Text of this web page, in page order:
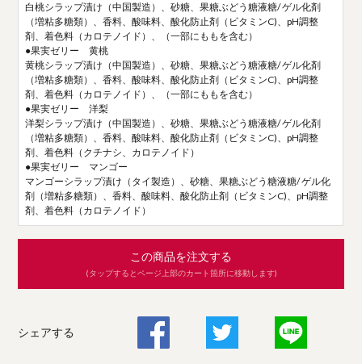
白桃シラップ漬け（中国製造）、砂糖、果糖ぶどう糖液糖/ ゲル化剤
（増粘多糖類）、香料、酸味料、酸化防止剤（ビタミンC)、pH調整
剤、着色料（カロテノイド）、（一部にももを含む）
●果実ゼリー 黄桃
黄桃シラップ漬け（中国製造）、砂糖、果糖ぶどう糖液糖/ ゲル化剤
（増粘多糖類）、香料、酸味料、酸化防止剤（ビタミンC)、pH調整
剤、着色料（カロテノイド）、（一部にももを含む）
●果実ゼリー 洋梨
洋梨シラップ漬け（中国製造）、砂糖、果糖ぶどう糖液糖/ ゲル化剤
（増粘多糖類）、香料、酸味料、酸化防止剤（ビタミンC)、pH調整
剤、着色料（クチナシ、カロテノイド）
●果実ゼリー マンゴー
マンゴーシラップ漬け（タイ製造）、砂糖、果糖ぶどう糖液糖/ ゲル化
剤（増粘多糖類）、香料、酸味料、酸化防止剤（ビタミンC)、pH調整
剤、着色料（カロテノイド）
この商品を注文する
(タップするとページ上部のカート箇所に移動します)
シェアする